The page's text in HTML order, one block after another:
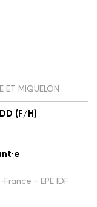
ET MIQUELON
(F/H)
- EPE IDF